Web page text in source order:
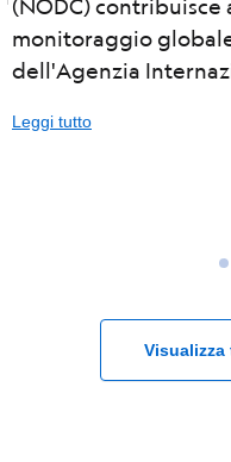
(NODC)
monitoraggio
dell'Agenzia
Leggi tutto